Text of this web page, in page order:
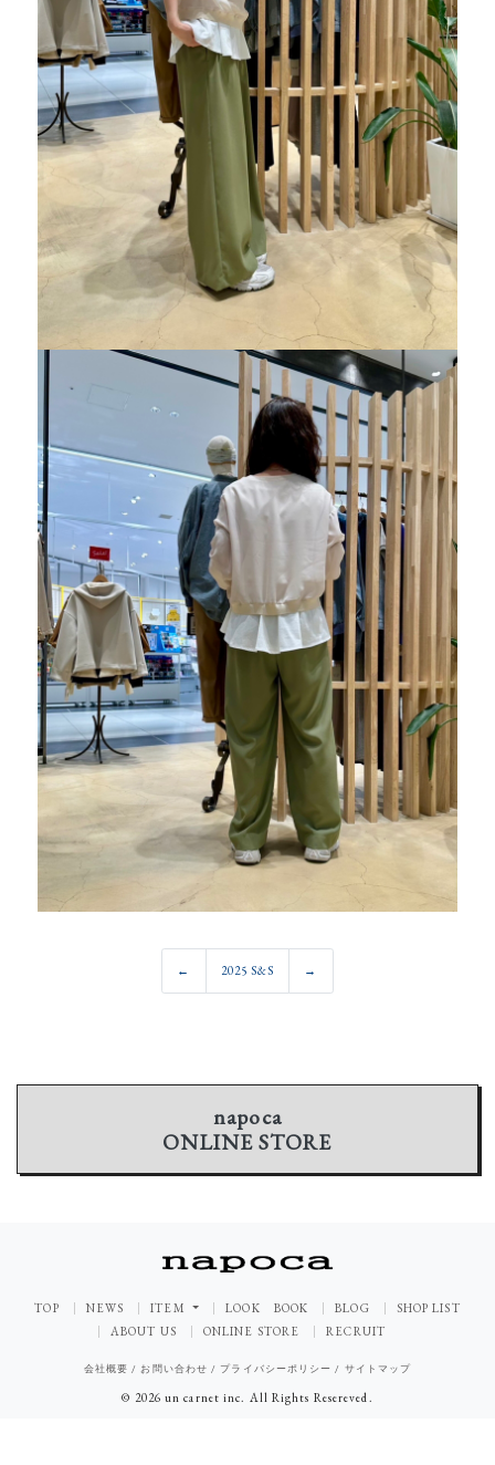
← 2025 S&S →
napoca
ONLINE STORE
TOP NEWS ITEM LOOK BOOK BLOG
SHOP LIST
ABOUT US
ONLINE STORE RECRUIT
会社概要 /お問い合わせ / プライバシーポリシー / サイトマップ
© 2026 un carnet inc. All Rights Resereved.